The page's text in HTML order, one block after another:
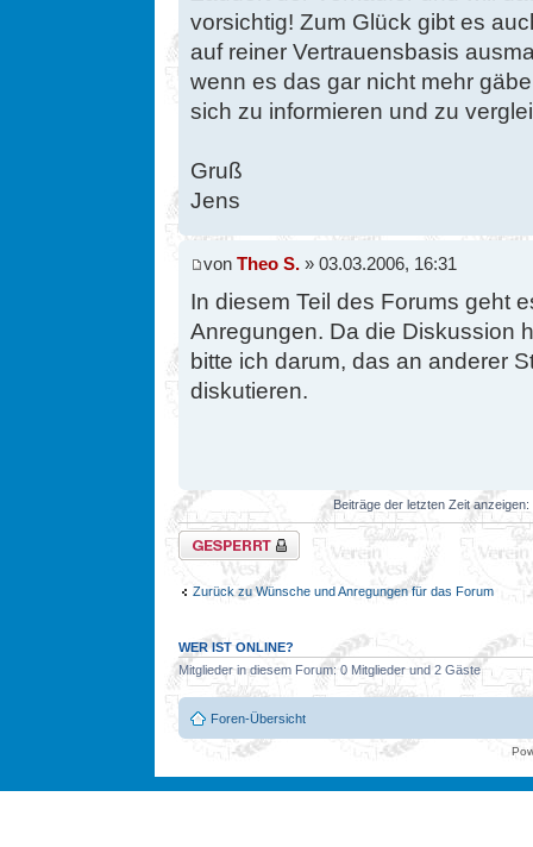
vorsichtig! Zum Glück gibt es
auf reiner Vertrauensbasis
wenn es das gar nicht mehr
sich zu informieren und zu
Gruß
Jens
von Theo S. » 03.03.2006, 16:31
In diesem Teil des Forums geht
Anregungen. Da die Diskussion
bitte ich darum, das an anderer
diskutieren.
Beiträge der letzten Zeit anzeigen:
Thema gesperrt
Zurück zu Wünsche und Anregungen für das Forum
WER IST ONLINE?
Mitglieder in diesem Forum: 0 Mitglieder und 2 Gäste
Foren-Übersicht